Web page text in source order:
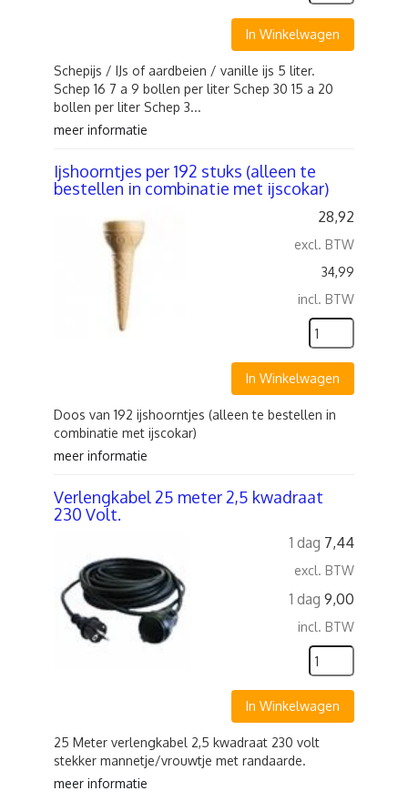
In Winkelwagen
Schepijs / IJs of aardbeien / vanille ijs 5 liter.
Schep 16 7 a 9 bollen per liter Schep 30 15 a 20
bollen per liter Schep 3...
meer informatie
Ijshoorntjes per 192 stuks (alleen te
bestellen in combinatie met ijscokar)
28,92
excl. BTW
34,99
incl. BTW
In Winkelwagen
Doos van 192 ijshoorntjes (alleen te bestellen in
combinatie met ijscokar)
meer informatie
Verlengkabel 25 meter 2,5 kwadraat
230 Volt.
1 dag 7,44
excl. BTW
1 dag 9,00
incl. BTW
In Winkelwagen
25 Meter verlengkabel 2,5 kwadraat 230 volt
stekker mannetje/vrouwtje met randaarde.
meer informatie